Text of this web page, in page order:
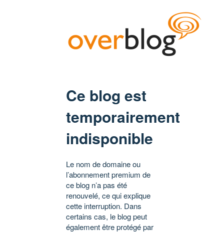
Ce blog est
temporairement
indisponible
Le nom de domaine ou
l’abonnement premium de
ce blog n’a pas été
renouvelé, ce qui explique
cette interruption. Dans
certains cas, le blog peut
également être protégé par